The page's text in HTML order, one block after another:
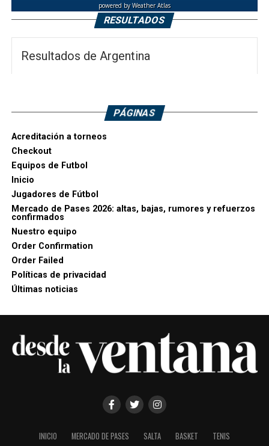
powered byWeather Atlas
RESULTADOS
Resultados de Argentina
PÁGINAS
Acreditación a torneos
Checkout
Equipos de Futbol
Inicio
Jugadores de Fútbol
Mercado de Pases 2026: altas, bajas, rumores y refuerzos
confirmados
Nuestro equipo
Order Confirmation
Order Failed
Políticas de privacidad
Últimas noticias
INICIO MERCADO DE PASES SALTA BASKET TENIS